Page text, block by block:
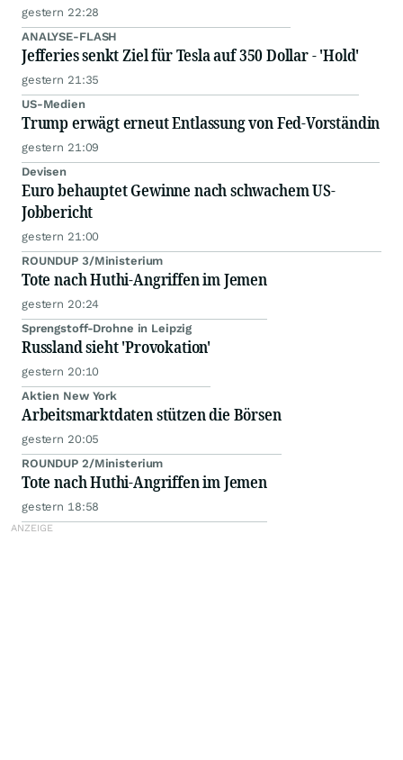
gestern 22:28
ANALYSE-FLASH
Jefferies senkt Ziel für Tesla auf 350 Dollar - 'Hold'
gestern 21:35
US-Medien
Trump erwägt erneut Entlassung von Fed-Vorständin
gestern 21:09
Devisen
Euro behauptet Gewinne nach schwachem US-
Jobbericht
gestern 21:00
ROUNDUP 3/Ministerium
Tote nach Huthi-Angriffen im Jemen
gestern 20:24
Sprengstoff-Drohne in Leipzig
Russland sieht 'Provokation'
gestern 20:10
Aktien New York
Arbeitsmarktdaten stützen die Börsen
gestern 20:05
ROUNDUP 2/Ministerium
Tote nach Huthi-Angriffen im Jemen
gestern 18:58